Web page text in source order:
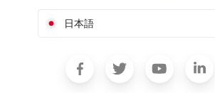
日本語